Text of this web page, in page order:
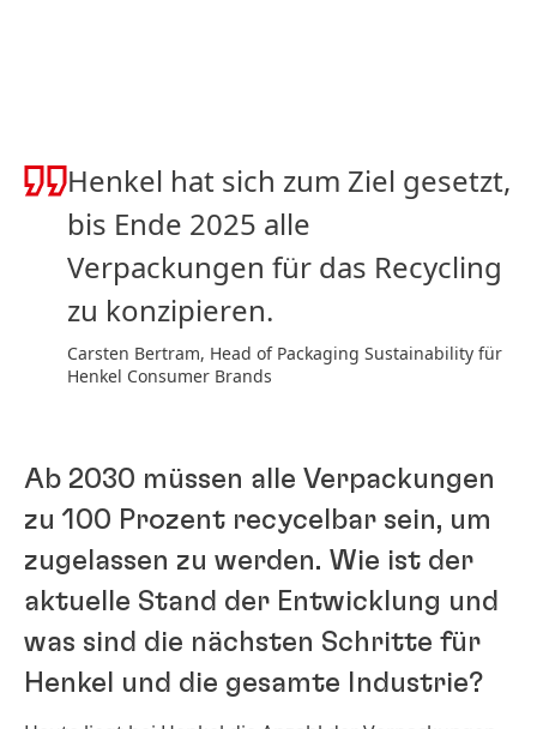
Henkel hat sich zum Ziel gesetzt,
bis Ende 2025 alle
Verpackungen für das Recycling
zu konzipieren.
Carsten Bertram, Head of Packaging Sustainability für
Henkel Consumer Brands
Ab 2030 müssen alle Verpackungen
zu 100 Prozent recycelbar sein, um
zugelassen zu werden. Wie ist der
aktuelle Stand der Entwicklung und
was sind die nächsten Schritte für
Henkel und die gesamte Industrie?